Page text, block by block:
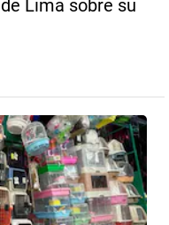
Lima sobre su